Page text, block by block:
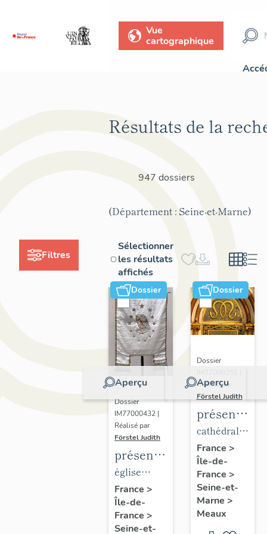
Vue
cartographique
Filtres
Résultats de la
947 dossiers
(Département : Seine-et-Marne)
Sélectionner
les résultats
affichés
Dossier
Aperçu
Dossier
IM77000432 |
Réalisé par
Förstel Judith
présentation
du
mobilier
de
l'église
église
paroissiale
Notre-
Dame du
France >
Île-de-
France >
Seine-et-
Dossier
Aperçu
Dossier
Réalisé par
Förstel Judith
du
mobilier
de la
cathédrale
de
Meaux
cathédrale
Saint-
Etienne
France >
Île-de-
France >
Seine-et-
Marne >
Meaux